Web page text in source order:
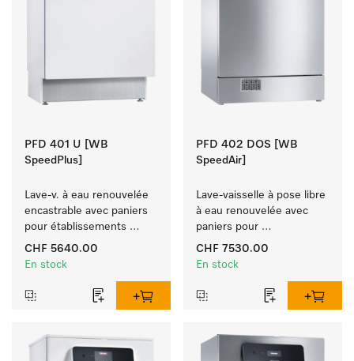
PFD 401 U [WB
SpeedPlus]
Lave-v. à eau renouvelée
encastrable avec paniers
pour établissements
hôteliers, les restaurants
et les traiteurs.
CHF 5640.00
En stock
PFD 402 DOS [WB
SpeedAir]
Lave-vaisselle à pose libre
à eau renouvelée avec
paniers pour
établissements hôteliers,
les restaurants et les
CHF 7530.00
En stock